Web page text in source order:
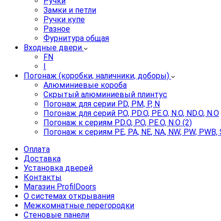
Замки и петли
Ручки купе
Разное
Фурнитура общая
Входные двери
FN
I
Погонаж (коробки, наличники, доборы)
Алюминиевые короба
Скрытый алюминиевый плинтус
Погонаж для серии PD, PM, P, N
Погонаж для серий P.O, PD.O, PE.O, N.O, ND.O, N.O
Погонаж к сериям PD.O, P.O, PE.O, N.O (2)
Погонаж к сериям PE, PA, NE, NA, NW, PW, PWB,
Оплата
Доставка
Установка дверей
Контакты
Магазин ProfilDoors
О системах открывания
Межкомнатные перегородки
Стеновые панели